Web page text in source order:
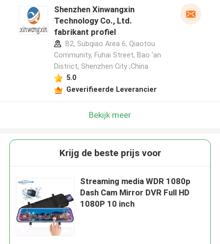
Shenzhen Xinwangxin
Technology Co., Ltd.
fabrikant profiel
B2, Subqiao Area 6, Qiaotou
Community, Fuhai Street, Bao 'an
District, Shenzhen City ,China
5.0
Geverifieerde Leverancier
Bekijk meer
Krijg de beste prijs voor
Streaming media WDR 1080p
Dash Cam Mirror DVR Full HD
1080P 10 inch